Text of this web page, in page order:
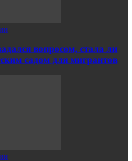
вопросом, стала ли
садом для мигрантов